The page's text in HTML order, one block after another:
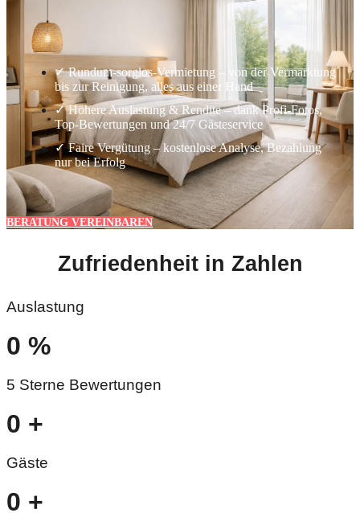
✓ Rundum-sorglos-Vermietung – von der Vermarktung
bis zur Reinigung, alles aus einer Hand
✓ Höhere Auslastung & Rendite – dank Profi-Fotos,
Top-Bewertungen und 24/7 Gästeservice
✓ Faire Vergütung – kostenlose Analyse, Bezahlung
nur bei Erfolg
BERATUNG VEREINBAREN
Zufriedenheit in Zahlen
Auslastung
0 %
5 Sterne Bewertungen
0 +
Gäste
0 +